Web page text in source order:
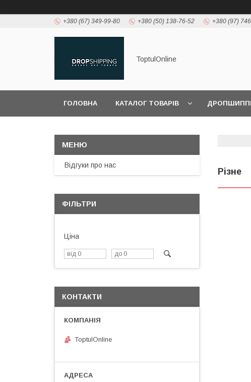
+380 (67) 349-99-80 +380 (50) 138-76-52 +380 (97)
ToptulOnline
ГОЛОВНА КАТАЛОГ ТОВАРІВ
Різне
Відгуки про нас
ФІЛЬТРИ
Ціна
КОНТАКТИ
ToptulOnline